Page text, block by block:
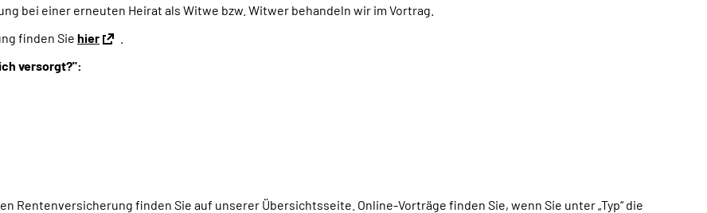
bei einer erneuten Heirat als Witwe bzw. Witwer behandeln wir im Vortrag.
finden Sie hier
versorgt?":
Rentenversicherung finden Sie auf unserer Übersichtsseite. Online-Vorträge finden Sie, wenn Sie unter „Typ“ die